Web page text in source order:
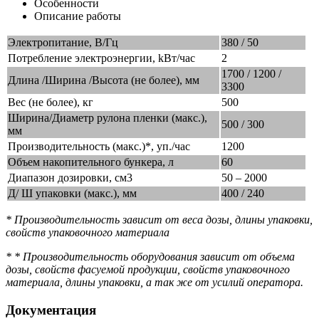
Особенности
Описание работы
Электропитание, В/Гц
380 / 50
Потребление электроэнергии, kВт/час
2
Длина /Ширина /Высота (не более), мм
1700 / 1200 /
3300
Вес (не более), кг
500
Ширина/Диаметр рулона пленки (макс.),
мм
500 / 300
Производительность (макс.)*, уп./час
1200
Объем накопительного бункера, л
60
Диапазон дозировки, см3
50 – 2000
Д/ Ш упаковки (макс.), мм
400 / 240
* Производительность зависит от веса дозы, длины упаковки,
свойств упаковочного материала
* * Производительность оборудования зависит от объема
дозы, свойств фасуемой продукции, свойств упаковочного
материала, длины упаковки, а так же от усилий оператора.
Документация